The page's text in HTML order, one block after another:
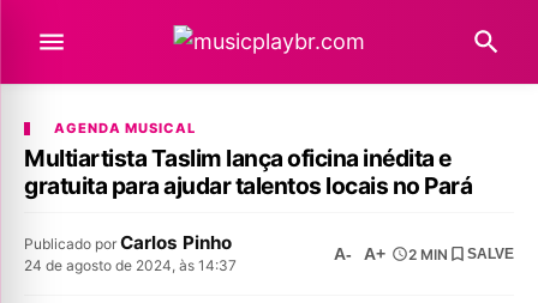
AGENDA MUSICAL
Multiartista Taslim lança oficina inédita e
gratuita para ajudar talentos locais no Pará
Publicado por Carlos Pinho
24 de agosto de 2024, às 14:37
A- A+ 2 MIN SALVE